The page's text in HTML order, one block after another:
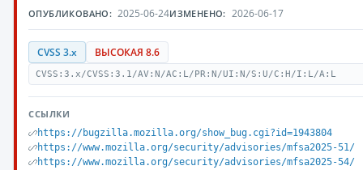
ОПУБЛИКОВАНО: 2025-06-24ИЗМЕНЕНО: 2026-06-17
CVSS 3.x ВЫСОКАЯ 8.6
CVSS:3.x/CVSS:3.1/AV:N/AC:L/PR:N/UI:N/S:U/C:H/I:L/A:L
ССЫЛКИ
https://bugzilla.mozilla.org/show_bug.cgi?id=1943804
https://www.mozilla.org/security/advisories/mfsa2025-51/
https://www.mozilla.org/security/advisories/mfsa2025-54/